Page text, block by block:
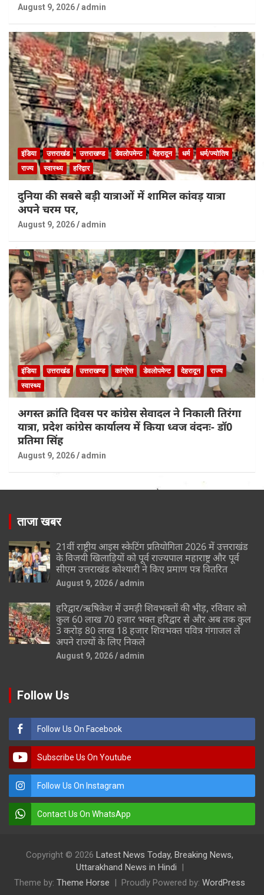
August 9, 2026 admin
इंडिया उत्तराखंड उत्तराखण्ड डेवलोपमेन्ट देहरादून धर्म
धर्म/ज्योतिष
राज्य
स्वास्थ्य हरिद्वार
दुनिया की सबसे बड़ी यात्राओं में शामिल कांवड़ यात्रा
अपने चरम पर,
August 9, 2026 admin
इंडिया उत्तराखंड उत्तराखण्ड कांग्रेस डेवलोपमेन्ट देहरादून
राज्य
स्वास्थ्य
अगस्त क्रांति दिवस पर कांग्रेस सेवादल ने निकाली तिरंगा
यात्रा, प्रदेश कांग्रेस कार्यालय में किया ध्वज वंदनः- डॉ0
प्रतिमा सिंह
August 9, 2026 admin
ताजा खबर
21वीं राष्ट्रीय आइस स्केटिंग प्रतियोगिता 2026 में उत्तराखंड
के विजयी खिलाड़ियों को पूर्व राज्यपाल महाराष्ट्र और पूर्व
सीएम उत्तराखंड कोश्यारी ने किए प्रमाण पत्र वितरित
August 9, 2026 admin
हरिद्वार/ऋषिकेश में उमड़ी शिवभक्तों की भीड़, रविवार को
कुल 60 लाख 70 हजार भक्त हरिद्वार से और अब तक कुल
3 करोड़ 80 लाख 18 हजार शिवभक्त पवित्र गंगाजल ले
अपने राज्यों के लिए निकले
August 9, 2026 admin
Follow Us
Follow Us On Facebook
Subscribe Us On Youtube
Follow Us On Instagram
Contact Us On WhatsApp
Copyright © 2026 Latest News Today, Breaking News,
Uttarakhand News in Hindi
Theme by: Theme Horse Proudly Powered by: WordPress